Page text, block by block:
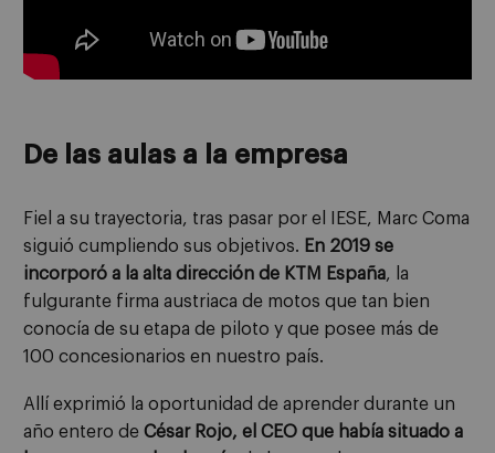
De las aulas a la empresa
Fiel a su trayectoria, tras pasar por el IESE, Marc Coma
siguió cumpliendo sus objetivos. En 2019 se
incorporó a la alta dirección de KTM España, la
fulgurante firma austriaca de motos que tan bien
conocía de su etapa de piloto y que posee más de
100 concesionarios en nuestro país.
Allí exprimió la oportunidad de aprender durante un
año entero de César Rojo, el CEO que había situado a